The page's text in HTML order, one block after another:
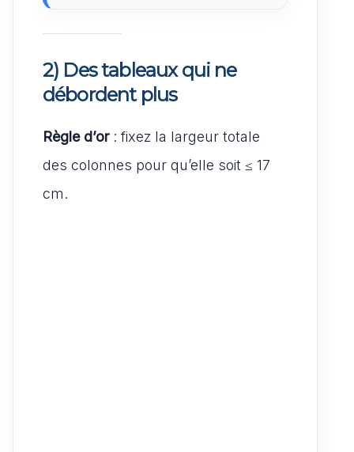
2) Des tableaux qui ne
débordent plus
Règle d’or: fixez la largeur totale
des colonnes pour qu’elle soit ≤ 17
cm.